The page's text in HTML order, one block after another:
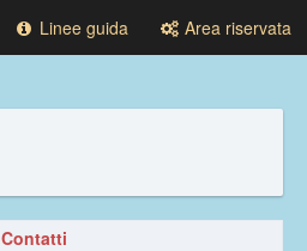
Linee guida Area riservata
Contatti